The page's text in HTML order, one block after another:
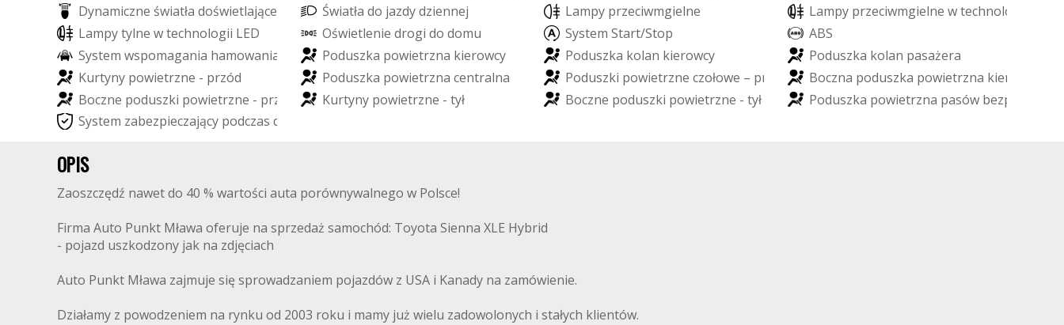
Dynamiczne światła doświetlające ręt yŚwiatła do jazdy dziennej Lampy przeciwmgielne Lampy przeciwmgielne w technolo
Lampytylne wtechnologii LED Oświetlenie drogi do domu System Start/Stop ABS
System wspomagania hamowania Poduszka powietrzna kierowcy Poduszka kolan kierowcy Poduszka kolan pasażera
Kurtyny powietrzne - przód Poduszka powietrzna centralna Poduszki powietrzne czołowe – pr Boczna poduszka powietrzna kier
Boczne poduszki powietrzne - prz Kurtyny powietrzne - tył Boczne poduszki powietrzne - tył Poduszka powietrzna pasów bezp
System zabezpieczający podczas d
OPIS
Zaoszczędź nawet do 40 % wartości auta porównywalnego w Polsce!
Firma Auto Punkt Mława oferuje na sprzedaż samochód: Toyota Sienna XLE Hybrid
- pojazd uszkodzony jak na zdjęciach
Auto Punkt Mława zajmuje się sprowadzaniem pojazdów z USA i Kanady na zamówienie.
Działamy z powodzeniem na rynku od 2003 roku i mamy już wielu zadowolonych i stałych klientów.